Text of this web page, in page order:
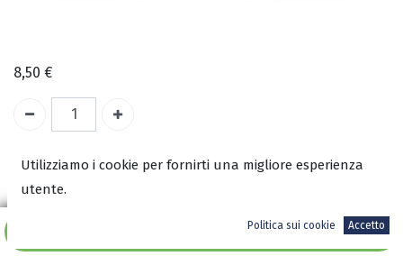
Aggiungi al carrello
8,50 €
A magazzino
8002699039226
Utilizziamo i cookie per fornirti una migliore esperienza
utente.
Politica sui cookie Accetto